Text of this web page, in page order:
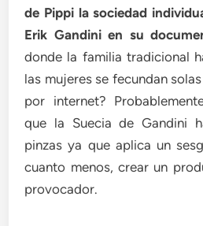
de Pippi la sociedad
Erik Gandini en su
donde la familia tradicional
las mujeres se fecundan
por internet?
que la Suecia de Gandini
pinzas ya que aplica un
cuanto menos, crear un
provocador.